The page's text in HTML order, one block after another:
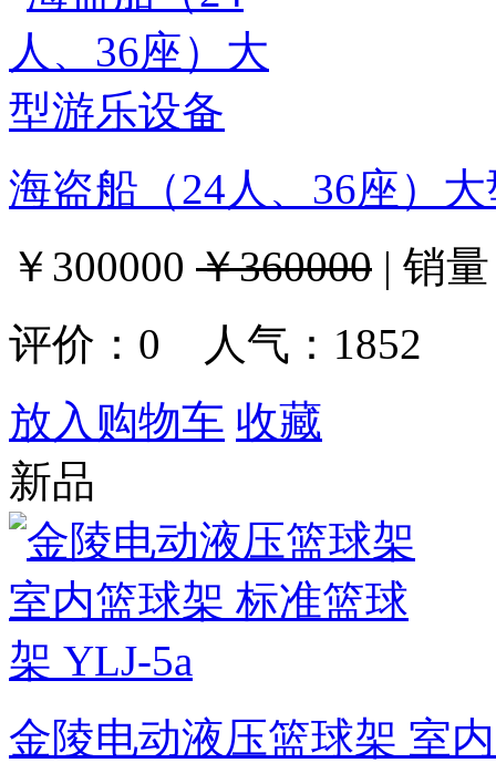
海盗船（24人、36座）
￥300000 ￥360000 | 销
评价： 0 人气：1852
放入购物车 收藏
新品
金陵电动液压篮球架 室